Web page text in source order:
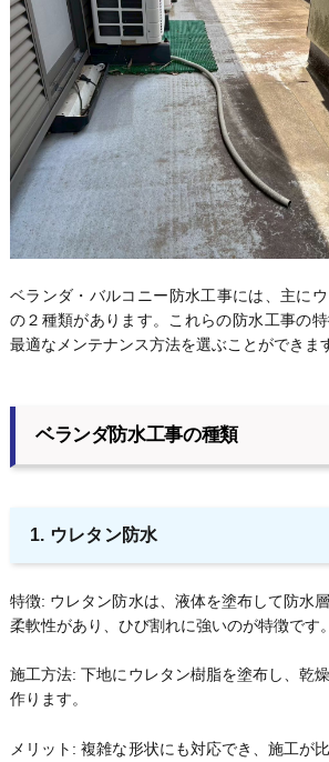
ベランダ・バルコニー防水工事には、主に
の２種類があります。これらの防水工事の特
最適なメンテナンス方法を選ぶことができま
ベランダ防水工事の種類
1. ウレタン防水
特徴: ウレタン防水は、液体を塗布して防水
柔軟性があり、ひび割れに強いのが特徴です。
施工方法: 下地にウレタン樹脂を塗布し、乾
作ります。
メリット: 複雑な形状にも対応でき、施工が